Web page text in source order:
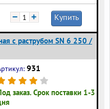
− + Купить
с раструбом SN 6 250 /
931
заказ. Срок поставки 1-3